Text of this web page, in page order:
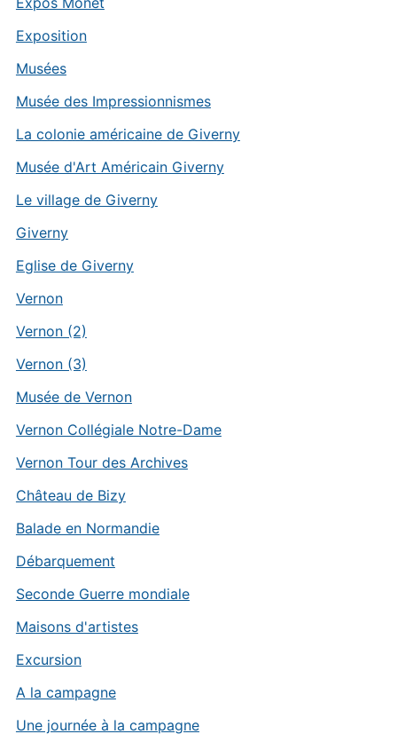
Exposition
Musées
Musée des Impressionnismes
La colonie américaine de Giverny
Musée d'Art Américain Giverny
Le village de Giverny
Giverny
Eglise de Giverny
Vernon
Vernon (2)
Vernon (3)
Musée de Vernon
Vernon Collégiale Notre-Dame
Vernon Tour des Archives
Château de Bizy
Balade en Normandie
Débarquement
Seconde Guerre mondiale
Maisons d'artistes
Excursion
A la campagne
Une journée à la campagne